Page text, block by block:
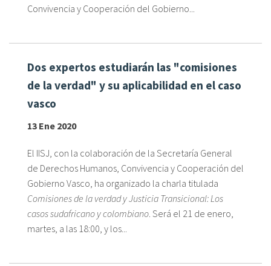
Convivencia y Cooperación del Gobierno...
Dos expertos estudiarán las "comisiones
de la verdad" y su aplicabilidad en el caso
vasco
13 Ene 2020
El IISJ, con la colaboración de la Secretaría General
de Derechos Humanos, Convivencia y Cooperación del
Gobierno Vasco, ha organizado la charla titulada
Comisiones de la verdad y Justicia Transicional: Los
casos sudafricano y colombiano . Será el 21 de enero,
martes, a las 18:00, y los...